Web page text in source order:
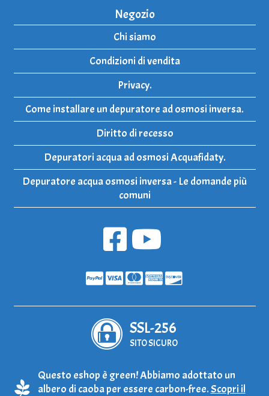
Negozio
Chi siamo
Condizioni di vendita
Privacy.
Come installare un depuratore ad osmosi inversa.
Diritto di recesso
Depuratori acqua ad osmosi Acquafidaty.
Depuratore acqua osmosi inversa - Le domande più
comuni
SSL-256
SITO SICURO
Questo eshop è green! Abbiamo adottato un
albero di caoba per essere carbon-free.Scopri il